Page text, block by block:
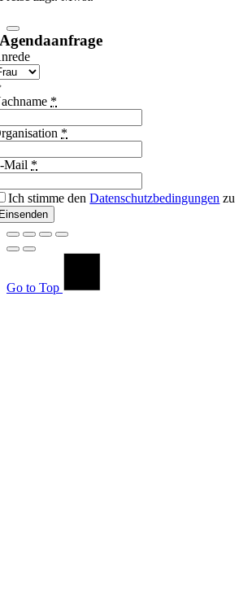
Agendaanfrage
*
*
Mail *
Ich stimme denDatenschutzbedingungen zu
Go to Top